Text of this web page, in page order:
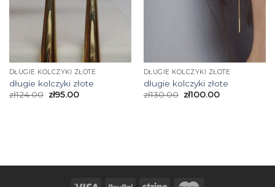
DŁUGIE KOLCZYKI ZŁOTE
długie kolczyki złote
zł124.00 zł95.00
DŁUGIE KOLCZYKI ZŁOTE
długie kolczyki złote
zł130.00 zł100.00